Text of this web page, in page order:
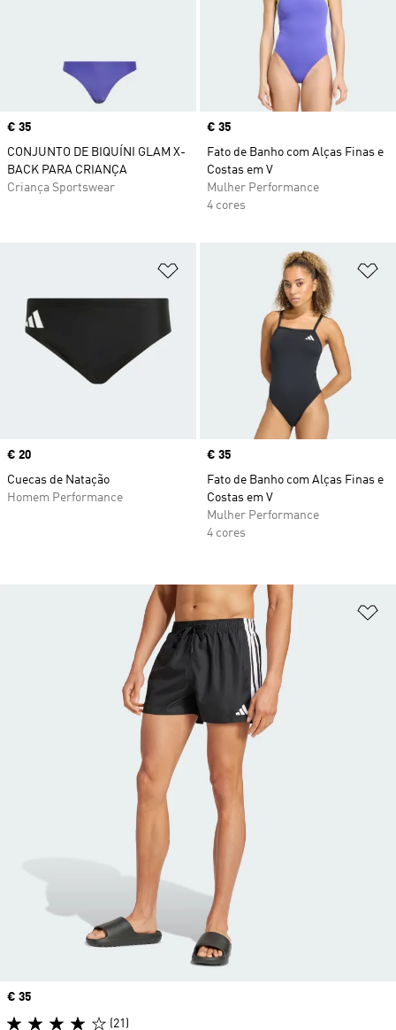
Price
€ 35
CONJUNTO DE BIQUÍNI GLAM X-
BACK PARA CRIANÇA
Criança Sportswear
Price
€ 35
Fato de Banho com Alças Finas e
Costas em V
Mulher Performance
4 cores
Adicionar à Lista de Desejos
Price
€ 20
Cuecas de Natação
Homem Performance
Price
€ 35
Fato de Banho com Alças Finas e
Costas em V
Mulher Performance
4 cores
Price
€ 35
(21)